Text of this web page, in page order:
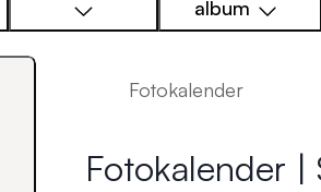
album
Fotokalender
Fotokalender |